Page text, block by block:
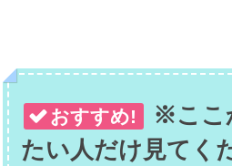
おすすめ!
※ここ
たい人だけ見てく